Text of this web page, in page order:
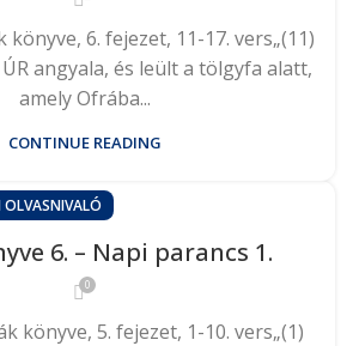
könyve, 6. fejezet, 11-17. vers„(11)
angyala, és leült a tölgyfa alatt,
amely Ofrába...
CONTINUE READING
OLVASNIVALÓ
6. – Napi parancs 1.
0
könyve, 5. fejezet, 1-10. vers„(1)